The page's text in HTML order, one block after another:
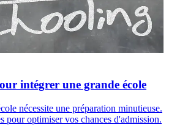
intégrer une grande école
nécessite une préparation minutieuse.
pour optimiser vos chances d'admission.